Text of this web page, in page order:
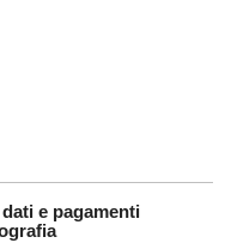
e pagamenti